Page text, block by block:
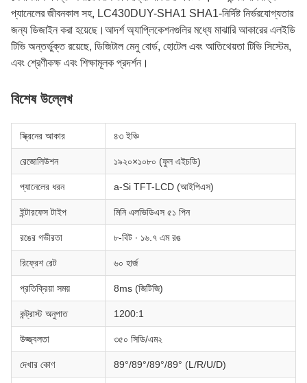
প্যানেলের জীবনকাল সহ, LC430DUY-SHA1 SHA1-নির্দিষ্ট নির্ভরযোগ্যতার
জন্য ডিজাইন করা হয়েছে।আদর্শ অ্যাপ্লিকেশনগুলির মধ্যে মাঝারি আকারের এলইডি
টিভি অন্তর্ভুক্ত রয়েছে, ডিজিটাল মেনু বোর্ড, হোটেল এবং আতিথেয়তা টিভি সিস্টেম,
এবং শ্রেণীকক্ষ এবং শিক্ষামূলক প্রদর্শন।
বিশেষ উল্লেখ
স্ক্রিনের আকার ৪৩ ইঞ্চি
রেজোলিউশন ১৯২০×১০৮০ (ফুল এইচডি)
প্যানেলের ধরন a-Si TFT-LCD (আইপিএস)
ইন্টারফেস টাইপ মিনি এলভিডিএস ৫১ পিন
রঙের গভীরতা ৮-বিট ∙ ১৬.৭ এম রঙ
রিফ্রেশ রেট ৬০ হার্জ
প্রতিক্রিয়া সময় 8ms (জিটিজি)
কন্ট্রাস্ট অনুপাত 1200:1
উজ্জ্বলতা ৩৫০ সিডি/এম২
দেখার কোণ 89°/89°/89°/89° (L/R/U/D)